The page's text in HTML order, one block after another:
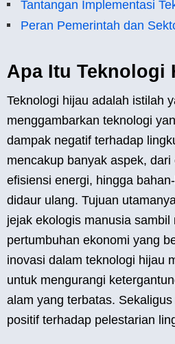
Tantangan Implementasi
Peran Pemerintah dan
Apa Itu Teknologi
Teknologi hijau adalah istilah
menggambarkan teknologi
dampak negatif terhadap
mencakup banyak aspek,
efisiensi energi, hingga
didaur ulang. Tujuan
jejak ekologis manusia sambil
pertumbuhan ekonomi yang
inovasi dalam teknologi hijau
untuk mengurangi
alam yang terbatas.
positif terhadap pelestarian